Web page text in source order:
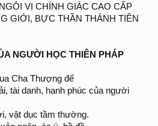
VỊ CHÍNH GIÁC CAO CẤP
GIỚI, BỰC THẦN THÁNH TIÊN
NGƯỜI HỌC THIÊN PHÁP
Cha Thượng đế
tài danh, hạnh phúc của người
vật dục tầm thường.